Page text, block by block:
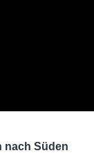
nach Süden